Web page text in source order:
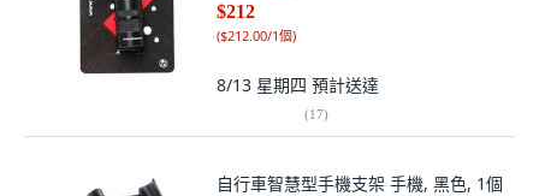
$212
($212.00/1個)
8/13 星期四 預計送達
(17)
自行車智慧型手機支架 手機, 黑色, 1個